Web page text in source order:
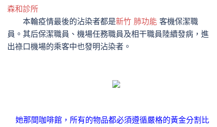
森和診所
本輪疫情最後的沾染者都是新竹 肺功能 客機保潔職
員。其后保潔職員、機場任務職員及相干職員陸續發病，進
出祿口機場的乘客中也發明沾染者。
她那間咖啡館，所有的物品都必須遵循嚴格的黃金分割比